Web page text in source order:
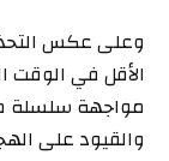
وعلى عكس
الأقل في الوقت
مواجهة سلسلة
والقيود على